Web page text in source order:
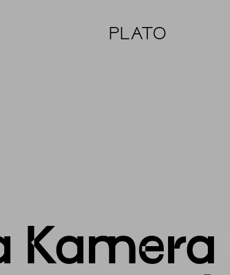
PLATO
Kamera